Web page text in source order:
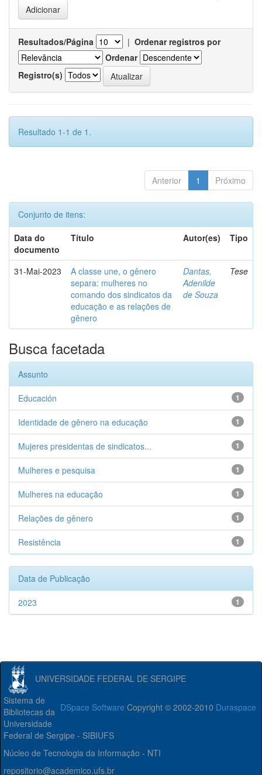
Resultados/Página | Ordenar registros por
Ordenar
Registro(s)
Resultado 1-1 de 1.
Anterior 1 Próximo
Conjunto de itens:
Data do
documento
Título Autor(es) Tipo
31-Mai-2023
A classe une, o gênero
separa: mulheres no
comando dos sindicatos da
educação e as relações de
gênero
Dantas,
Adenilde
de Souza
Tese
Busca facetada
Assunto
1
Educación
1
Identidade de gênero na educação
1
Mujeres presidentas de sindicatos...
1
Mulheres e pesquisa
1
Mulheres na educação
1
Relações de gênero
1
Resistência
Data de Publicação
1
2023
UNIVERSIDADE FEDERAL DE SERGIPE
DSpace Software Copyright © 2002-2010 Duraspace
Sistema de
Bibliotecas da
Universidade
Federal de Sergipe - SIBIUFS
Núcleo de Tecnologia da Informação - NTI
repositorio@academico.ufs.br